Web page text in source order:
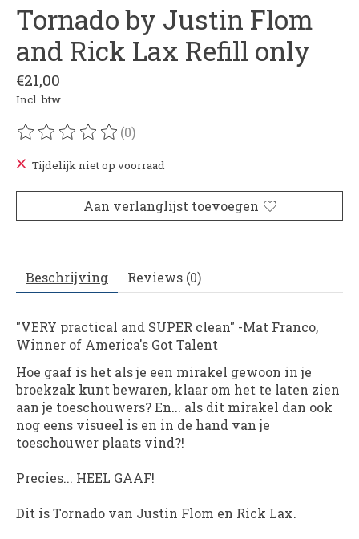
Tornado by Justin Flom
and Rick Lax Refill only
€21,00
Incl. btw
De beoordeling van dit product is
(0)
Tijdelijk niet op voorraad
Aan verlanglijst toevoegen
Beschrijving Reviews (0)
"VERY practical and SUPER clean" -Mat Franco,
Winner of America's Got Talent
Hoe gaaf is het als je een mirakel gewoon in je
broekzak kunt bewaren, klaar om het te laten zien
aan je toeschouwers? En... als dit mirakel dan ook
nog eens visueel is en in de hand van je
toeschouwer plaats vind?!
Precies... HEEL GAAF!
Dit is Tornado van Justin Flom en Rick Lax.